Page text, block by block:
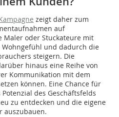
zeigt daher zum
auf
Maler oder Stuckateure mit
und dadurch die
steigern. Die
hinaus eine Reihe von
Kommunikation mit dem
können. Eine Chance für
des Geschäftsfelds
zu entdecken und die eigene
auszubauen.